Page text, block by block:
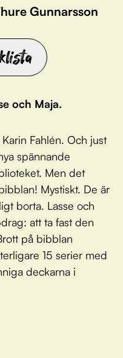
Gunnarsson
och Maja.
Fahlén. Och just
spännande
Men det
Mystiskt. De är
borta. Lasse och
att ta fast den
på bibblan
15 serier med
deckarna i